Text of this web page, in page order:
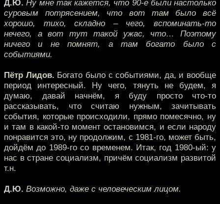
Д.Ю. Ну мне так кажется, что 90-е были настолько
суровым потрясением, что вот там было всё
хорошо, тихо, складно – чего, вспоминать-то
нечего, а вот тут такой ужас, что… Поэтому
ничего и не помнят, а там богато было с
событиями.
Пётр Лидов. Богато было с событиями, да, и вообще
период интересный. Ну чего, тянуть не будем, я
думаю, давай начнём, я буду просто что-то
рассказывать, что считаю нужным, зачитывать
события, которые происходили, прямо помесячно, ну
и там в какой-то момент остановимся, и если народу
понравится это, ну продолжим, с 1981-го, может быть,
дойдём до 1989-го со временем. Итак, год 1980-ый: у
нас в стране социализм, причём социализм развитой
т.н.
Д.Ю. Возможно, даже с человеческим лицом.